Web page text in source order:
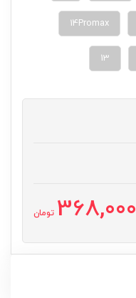
14Promax
13
368,000 تومان